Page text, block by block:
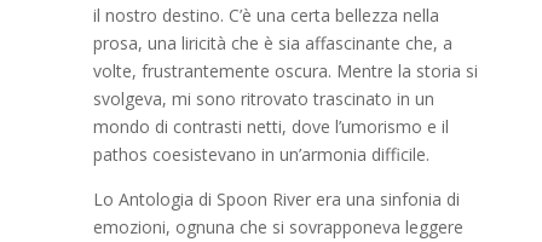
il nostro destino. C’è una certa bellezza nella
prosa, una liricità che è sia affascinante che, a
volte, frustrantemente oscura. Mentre la storia si
svolgeva, mi sono ritrovato trascinato in un
mondo di contrasti netti, dove l’umorismo e il
pathos coesistevano in un’armonia difficile.
Lo Antologia di Spoon River era una sinfonia di
emozioni, ognuna che si sovrapponeva leggere